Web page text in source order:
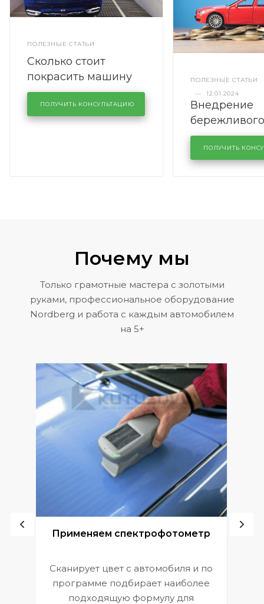
ПОЛЕЗНЫЕ СТАТЬИ
Сколько стоит
покрасить машину
полностью
ПОЛУЧИТЬ КОНСУЛЬТАЦИЮ
ПОЛЕЗНЫЕ СТАТЬИ
—
12.01.2024
Внедрение
бережливого
кузовном
KUTUZOVV
ПОЛУЧИТЬ
Почему мы
Только грамотные мастера с золотыми
руками, профессиональное оборудование
Nordberg и работа с каждым автомобилем
на 5+
Применяем спектрофотометр
Сканирует цвет с автомобиля и по
программе подбирает наиболее
подходящую формулу для